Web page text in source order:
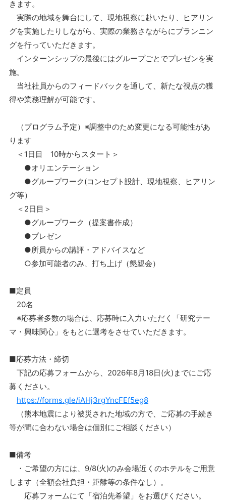
きます。
実際の地域を舞台にして、現地視察に赴いたり、ヒアリン
グを実施したりしながら、実際の業務さながらにプランニン
グを行っていただきます。
インターンシップの最後にはグループごとでプレゼンを実
施。
当社社員からのフィードバックを通して、新たな視点の獲
得や業務理解が可能です。
（プログラム予定）※調整中のため変更になる可能性があ
ります
＜1日目 10時からスタート＞
●オリエンテーション
●グループワーク(コンセプト設計、現地視察、ヒアリン
グ等）
＜2日目＞
●グループワーク（提案書作成）
●プレゼン
●所員からの講評・アドバイスなど
○参加可能者のみ、打ち上げ（懇親会）
■定員
20名
※応募者多数の場合は、応募時に入力いただく「研究テー
マ・興味関心」をもとに選考をさせていただきます。
■応募方法・締切
下記の応募フォームから、2026年8月18日(火)までにご応
募ください。
https://forms.gle/iAHj3rgYncFEf5eg8
（熊本地震により被災された地域の方で、ご応募の手続き
等が間に合わない場合は個別にご相談ください）
■備考
・ご希望の方には、9/8(火)のみ会場近くのホテルをご用意
します（全額会社負担・距離等の条件なし）。
応募フォームにて「宿泊先希望」をお選びください。